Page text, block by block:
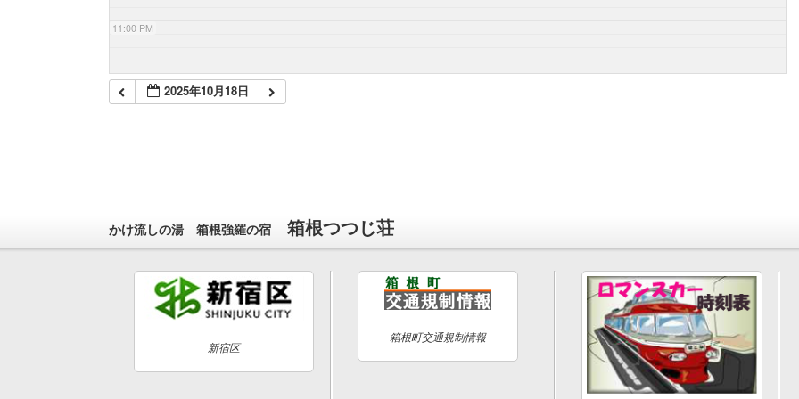
11:00 PM
2025年10月18日
かけ流しの湯 箱根強羅の宿 箱根つつじ荘
新宿区
箱根町交通規制情報